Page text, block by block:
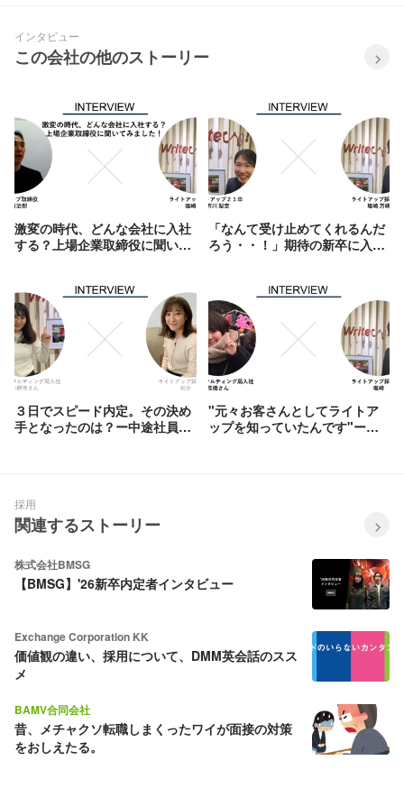
インタビュー
この会社の他のストーリー
激変の時代、どんな会社に入社
する？上場企業取締役に聞いて
「なんて受け止めてくれるんだ
ろう・・！」期待の新卒に入社
３日でスピード内定。その決め
手となったのは？ー中途社員イ
"元々お客さんとしてライトア
ップを知っていたんです"ー中
採用
関連するストーリー
株式会社BMSG
【BMSG】'26新卒内定者インタビュー
Exchange Corporation KK
価値観の違い、採用について、DMM英会話のスス
メ
BAMV合同会社
昔、メチャクソ転職しまくったワイが面接の対策
をおしえたる。